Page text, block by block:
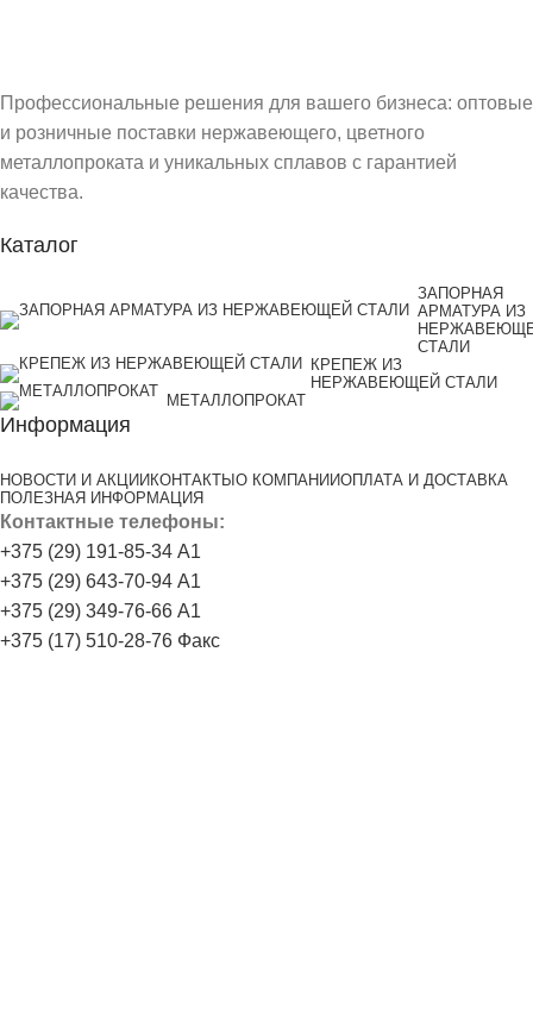
Профессиональные решения для вашего бизнеса: оптовые
и розничные поставки нержавеющего, цветного
металлопроката и уникальных сплавов с гарантией
качества.
Каталог
ЗАПОРНАЯ
АРМАТУРА ИЗ
СТАЛИ
КРЕПЕЖ ИЗ
НЕРЖАВЕЮЩЕЙ СТАЛИ
МЕТАЛЛОПРОКАТ
Информация
НОВОСТИ И АКЦИИ КОНТАКТЫ О КОМПАНИИОПЛАТА И ДОСТАВКА
ПОЛЕЗНАЯ ИНФОРМАЦИЯ
Контактные телефоны:
+375 (29) 191-85-34 А1
+375 (29) 643-70-94 А1
+375 (29) 349-76-66 А1
+375 (17) 510-28-76 Факс